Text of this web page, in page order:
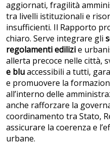
aggiornati, fragilità
tra livelli istituzionali e
insufficienti. Il Rapporto
chiaro. Serve integrare gli
regolamenti edilizie
allerta precoce nelle città,
e bluaccessibili a tutti,
e promuovere la
all’interno delle
anche rafforzare la
coordinamento tra Stato,
assicurare la coerenza e
urbane.